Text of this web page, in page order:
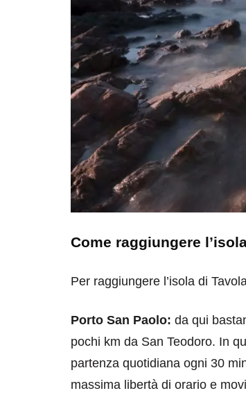
Come raggiungere
Per raggiungere l’isola di
Porto San Paolo: da qui
pochi km da San Teodoro. In
partenza quotidiana ogni 30
massima libertà di orario e